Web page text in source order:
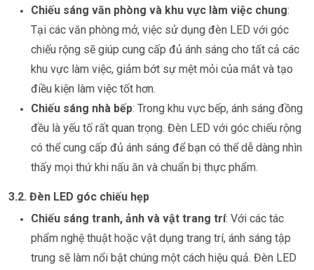
Chiếu sáng văn phòng và khu vực làm việc chung:
Tại các văn phòng mở, việc sử dụng đèn LED với góc
chiếu rộng sẽ giúp cung cấp đủ ánh sáng cho tất cả các
khu vực làm việc, giảm bớt sự mệt mỏi của mắt và tạo
điều kiện làm việc tốt hơn.
Chiếu sáng nhà bếp: Trong khu vực bếp, ánh sáng đồng
đều là yếu tố rất quan trọng. Đèn LED với góc chiếu rộng
có thể cung cấp đủ ánh sáng để bạn có thể dễ dàng nhìn
thấy mọi thứ khi nấu ăn và chuẩn bị thực phẩm.
3.2. Đèn LED góc chiếu hẹp
Chiếu sáng tranh, ảnh và vật trang trí: Với các tác
phẩm nghệ thuật hoặc vật dụng trang trí, ánh sáng tập
trung sẽ làm nổi bật chúng một cách hiệu quả. Đèn LED